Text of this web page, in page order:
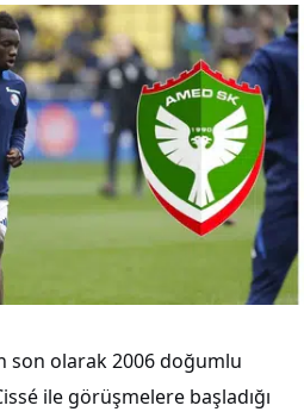
son olarak 2006 doğumlu
ile görüşmelere başladığı